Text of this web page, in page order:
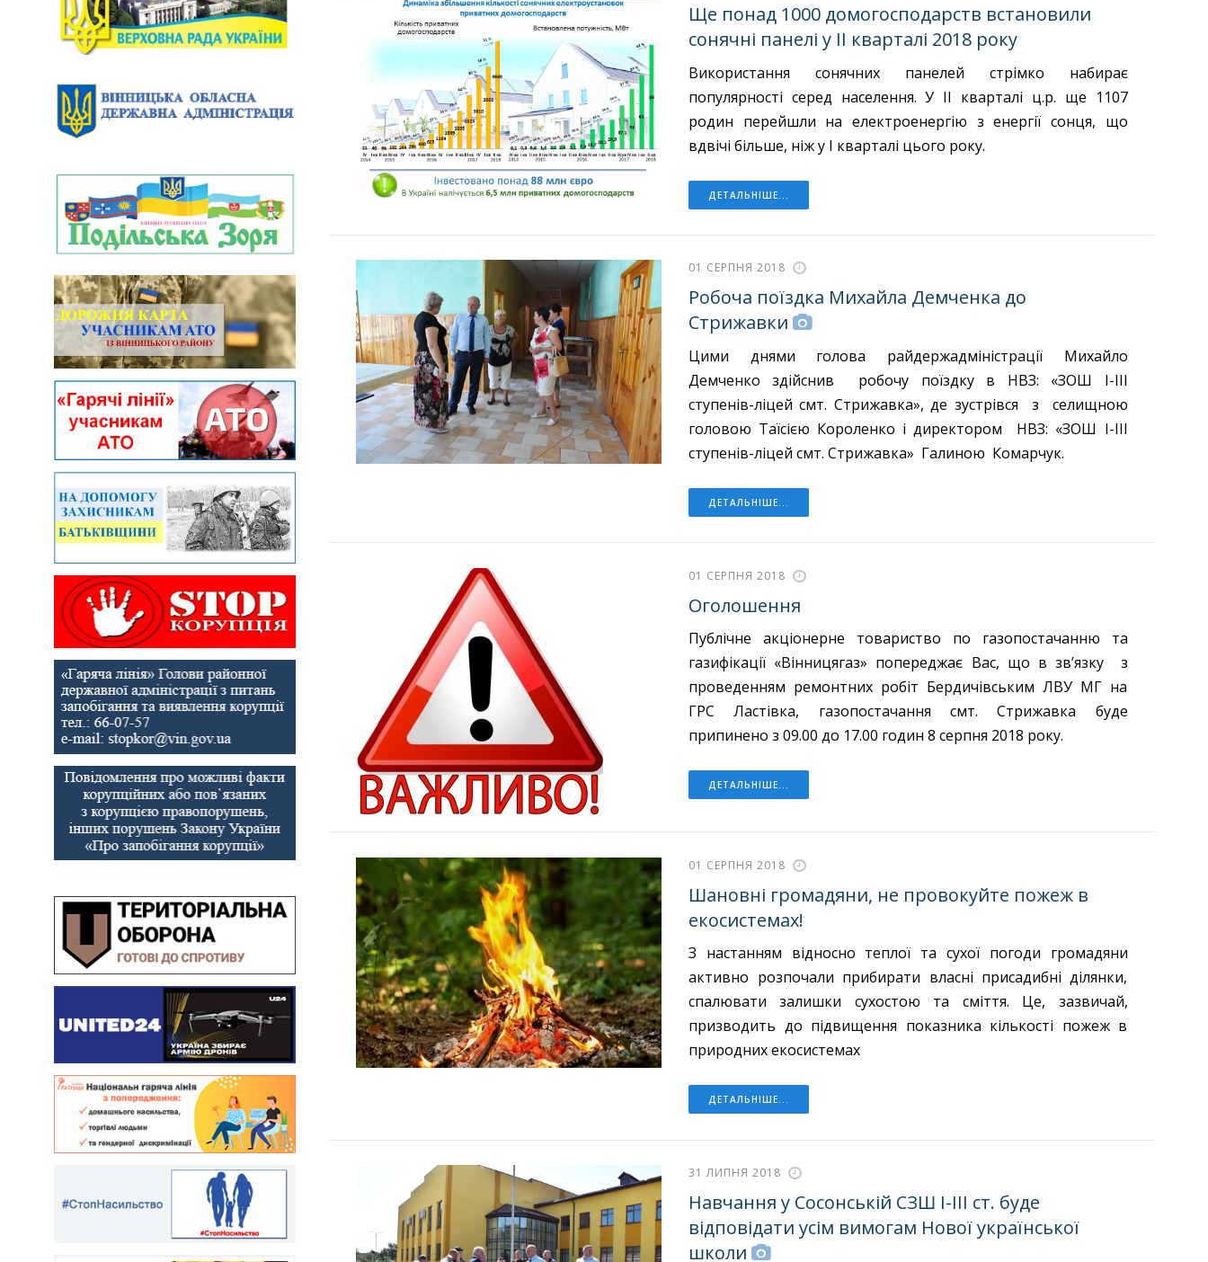
Ще понад 1000 домогосподарств встановили
сонячні панелі у II кварталі 2018 року
Використання сонячних панелей стрімко набирає
популярності серед населення. У II кварталі ц.р. ще 1107
родин перейшли на електроенергію з енергії сонця, що
вдвічі більше, ніж у I кварталі цього року.
ДЕТАЛЬНІШЕ...
01 СЕРПНЯ 2018
Робоча поїздка Михайла Демченка до
Стрижавки
Цими днями голова райдержадміністрації Михайло
Демченко здійснив робочу поїздку в НВЗ: «ЗОШ І-ІІІ
ступенів-ліцей смт. Стрижавка», де зустрівся з селищною
головою Таїсією Короленко і директором НВЗ: «ЗОШ І-ІІІ
ступенів-ліцей смт. Стрижавка» Галиною Комарчук.
ДЕТАЛЬНІШЕ...
01 СЕРПНЯ 2018
Оголошення
Публічне акціонерне товариство по газопостачанню та
газифікації «Вінницягаз» попереджає Вас, що в зв’язку з
проведенням ремонтних робіт Бердичівським ЛВУ МГ на
ГРС Ластівка, газопостачання смт. Стрижавка буде
припинено з 09.00 до 17.00 годин 8 серпня 2018 року.
ДЕТАЛЬНІШЕ...
01 СЕРПНЯ 2018
Шановні громадяни, не провокуйте пожеж в
екосистемах!
З настанням відносно теплої та сухої погоди громадяни
активно розпочали прибирати власні присадибні ділянки,
спалювати залишки сухостою та сміття. Це, зазвичай,
призводить до підвищення показника кількості пожеж в
природних екосистемах
ДЕТАЛЬНІШЕ...
31 ЛИПНЯ 2018
Навчання у Сосонській СЗШ І-ІІІ ст. буде
відповідати усім вимогам Нової української
школи